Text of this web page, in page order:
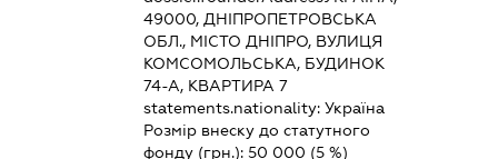
49000, ДНІПРОПЕТРОВСЬКА
ОБЛ., МІСТО ДНІПРО, ВУЛИЦЯ
КОМСОМОЛЬСЬКА, БУДИНОК
74-А, КВАРТИРА 7
statements.nationality:Україна
Розмір внеску до статутного
фонду (грн.):50 000 (5 %)